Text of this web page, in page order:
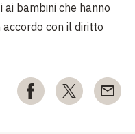
bambini che hanno
con il diritto